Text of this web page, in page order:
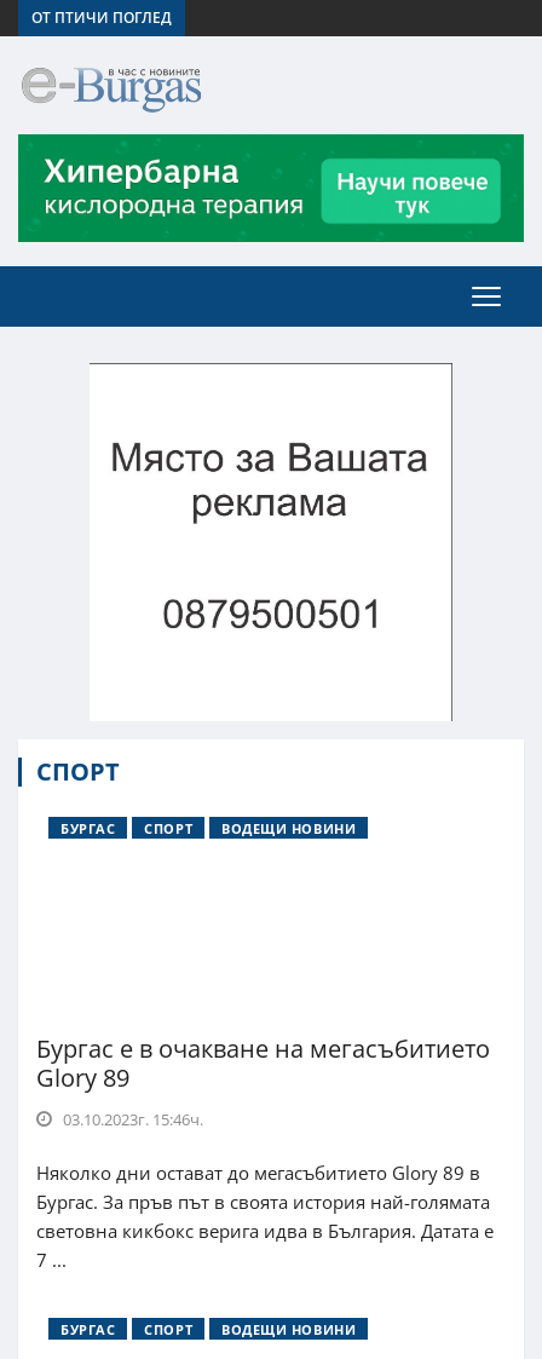
ОТ ПТИЧИ ПОГЛЕД
СПОРТ
БУРГАС СПОРТ ВОДЕЩИ НОВИНИ
Бургас е в очакване на мегасъбитието
Glory 89
03.10.2023г. 15:46ч.
Няколко дни остават до мегасъбитието Glory 89 в
Бургас. За пръв път в своята история най-голямата
световна кикбокс верига идва в България. Датата е
7 ...
БУРГАС СПОРТ ВОДЕЩИ НОВИНИ